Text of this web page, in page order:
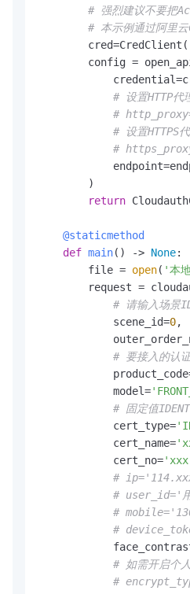
# 强烈建议不要把
# 本示例通过阿里
config =
# 设置HTTP代
#
# 设置HTTPS代
#
        )
return
    @staticmethod
def main() -> None:
        file =
open( '本
request =
# 请输入场景ID
            scene_id=
0,
# 要接入的认证
            model=
# 固定值
            cert_type=
            cert_name=
            cert_no=
#
# user_id='
#
#
# 如需开启个
#